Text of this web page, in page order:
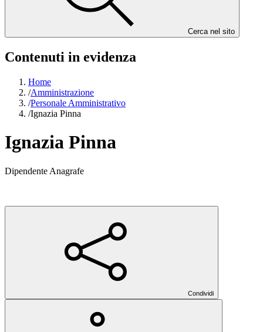
Cerca nel sito
Contenuti in evidenza
Home
/Amministrazione
/Personale Amministrativo
/Ignazia Pinna
Ignazia Pinna
Dipendente Anagrafe
Condividi